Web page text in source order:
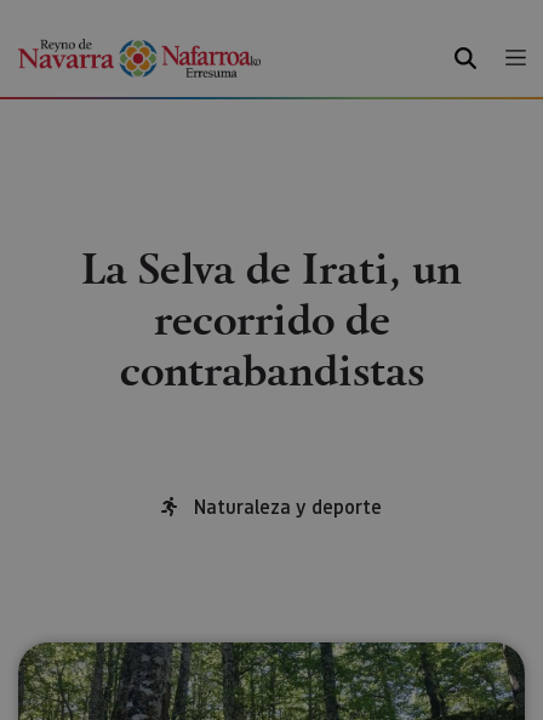
BUSCAR
La Selva de Irati, un
recorrido de
contrabandistas
Naturaleza y deporte